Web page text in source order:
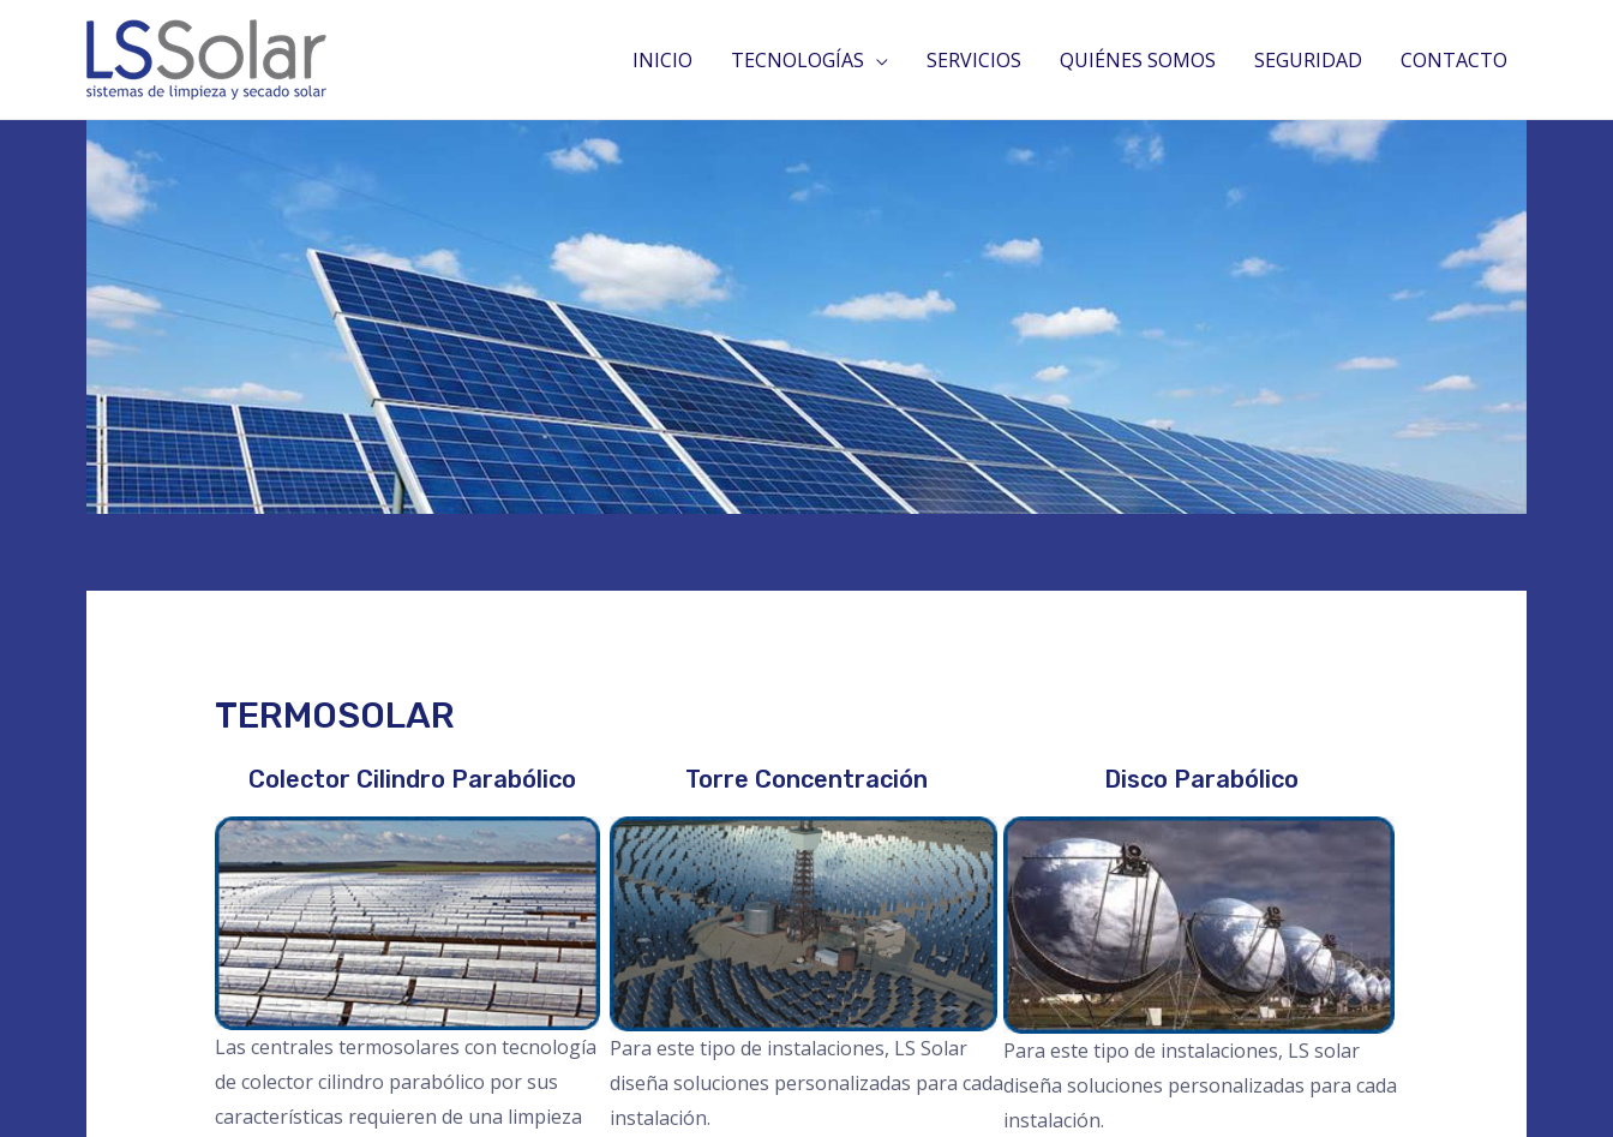
INICIO TECNOLOGÍAS SERVICIOS QUIÉNES SOMOS SEGURIDAD CONTACTO
TERMOSOLAR
Colector Cilindro Parabólico
Las centrales termosolares con tecnología
de colector cilindro parabólico por sus
características requieren de una limpieza
Torre Concentración
Para este tipo de instalaciones, LS Solar
diseña soluciones personalizadas para cada
instalación.
Disco Parabólico
Para este tipo de instalaciones, LS solar
diseña soluciones personalizadas para cada
instalación.